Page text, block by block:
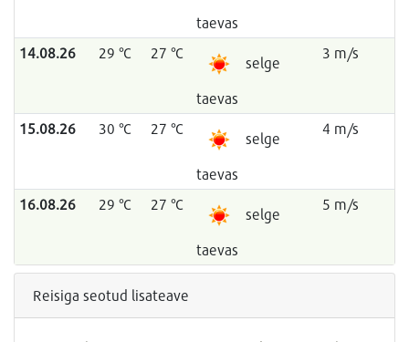
taevas
14.08.26 29 °C 27 °C
selge
taevas
3 m/s
15.08.26 30 °C 27 °C
selge
taevas
4 m/s
16.08.26 29 °C 27 °C
selge
taevas
5 m/s
Reisiga seotud lisateave